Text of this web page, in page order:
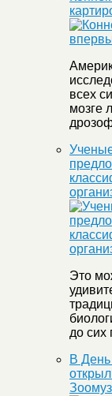
всех
мозге
Это
до сих
В